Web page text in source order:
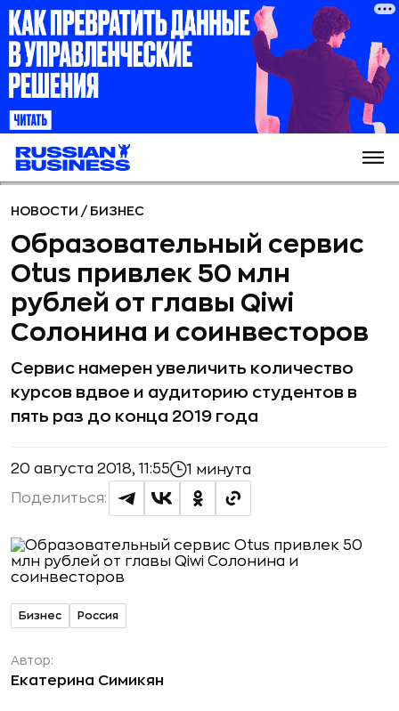
НОВОСТИ / БИЗНЕС
Образовательный сервис
Otus привлек 50 млн
рублей от главы Qiwi
Солонина и соинвесторов
Сервис намерен увеличить количество
курсов вдвое и аудиторию студентов в
пять раз до конца 2019 года
20 августа 2018, 11:55 1 минута
Поделиться:
Бизнес Россия
Автор:
Екатерина Симикян